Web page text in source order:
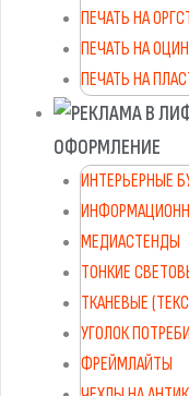
ПЕЧАТЬ НА
ПЕЧАТЬ НА
ПЕЧАТЬ НА
ОФОРМЛЕНИЕ
ИНТЕРЬЕРНЫЕ
МЕДИАСТЕНДЫ
ТОНКИЕ
ТКАНЕВЫЕ
УГОЛОК
ФРЕЙМЛАЙТЫ